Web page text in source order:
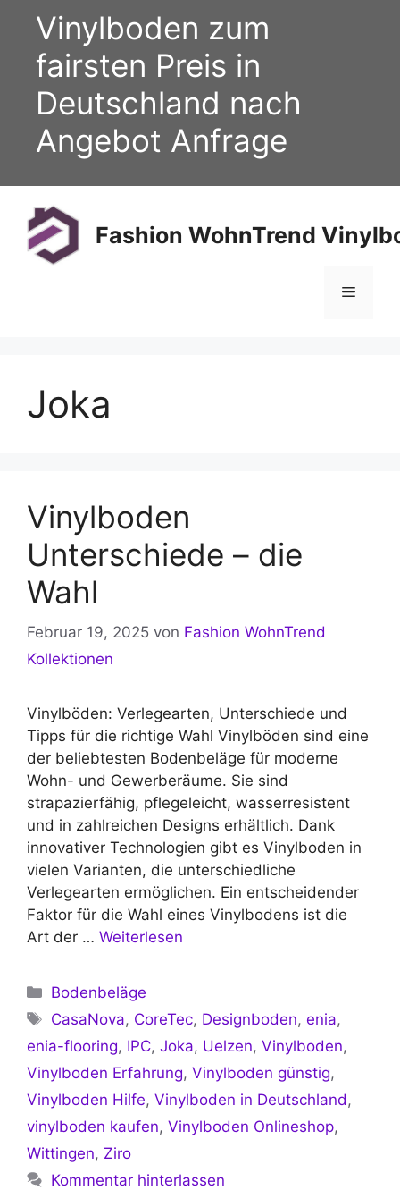
springen
Vinylboden zum
fairsten Preis in
Deutschland nach
Angebot Anfrage
Fashion WohnTrend
Menü
Joka
Vinylboden
Unterschiede – die
Wahl
Februar 19, 2025 von Fashion WohnTrend
Kollektionen
Vinylböden: Verlegearten, Unterschiede und
Tipps für die richtige Wahl Vinylböden sind eine
der beliebtesten Bodenbeläge für moderne
Wohn- und Gewerberäume. Sie sind
strapazierfähig, pflegeleicht, wasserresistent
und in zahlreichen Designs erhältlich. Dank
innovativer Technologien gibt es Vinylboden in
vielen Varianten, die unterschiedliche
Verlegearten ermöglichen. Ein entscheidender
Faktor für die Wahl eines Vinylbodens ist die
Art der … Weiterlesen
Kategorien
Bodenbeläge
Schlagwörter
CasaNova, CoreTec, Designboden,enia,
enia-flooring, IPC, Joka, Uelzen, Vinylboden,
Vinylboden Erfahrung, Vinylboden günstig,
Vinylboden Hilfe, Vinylboden in Deutschland ,
vinylboden kaufen, Vinylboden Onlineshop,
Wittingen, Ziro
Kommentar hinterlassen